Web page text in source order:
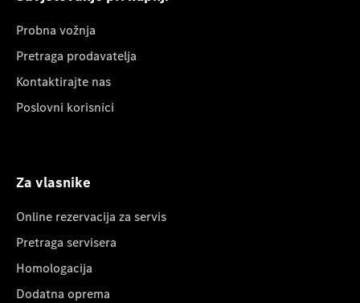
Probna vožnja
Pretraga prodavatelja
Kontaktirajte nas
Poslovni korisnici
Za vlasnike
Online rezervacija za servis
Pretraga servisera
Homologacija
Dodatna oprema